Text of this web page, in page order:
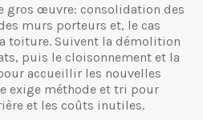
gros œuvre: consolidation des
murs porteurs et, le cas
toiture. Suivent la démolition
puis le cloisonnement et la
accueillir les nouvelles
exige méthode et tri pour
et les coûts inutiles.